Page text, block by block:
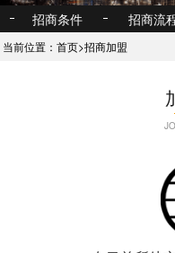
产品中心
新闻中心
招商条件 招商流
当前位置： 首页>招商加盟